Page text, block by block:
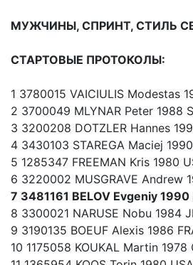
МУЖЧИНЫ, СПРИНТ, СТИЛЬ
СТАРТОВЫЕ ПРОТОКОЛЫ:
1 3780015 VAICIULIS Modestas
2 3700049 MLYNAR Peter 1988
3 3200208 DOTZLER Hannes
4 3430103 STAREGA Maciej
5 1285347 FREEMAN Kris 1980
6 3220002 MUSGRAVE Andrew
7 3481161 BELOV Evgeniy 1990
8 3300021 NARUSE Nobu 1984
9 3190135 BOEUF Alexis 1986
10 1175058 KOUKAL Martin 1978